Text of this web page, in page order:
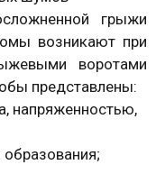
грыжи
возникают при
воротами
представлены:
напряженностью,